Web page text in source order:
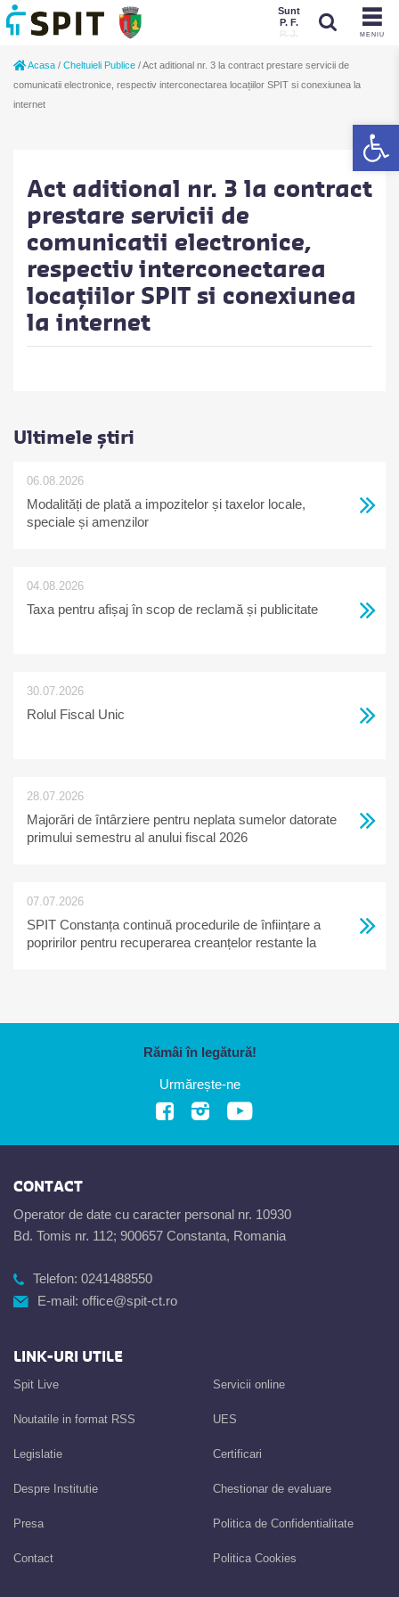
MENIU
Sunt
P. F.
P. J.
P. F.
Acasa / Cheltuieli Publice /Act aditional nr. 3 la contract prestare servicii de
comunicatii electronice, respectiv interconectarea locațiilor SPIT si conexiunea la
internet
Act aditional nr. 3 la contract
prestare servicii de
comunicatii electronice,
respectiv interconectarea
locațiilor SPIT si conexiunea
la internet
Ultimele știri
06.08.2026
Modalități de plată a impozitelor și taxelor locale,
speciale și amenzilor
04.08.2026
Taxa pentru afișaj în scop de reclamă și publicitate
30.07.2026
Rolul Fiscal Unic
28.07.2026
Majorări de întârziere pentru neplata sumelor datorate
primului semestru al anului fiscal 2026
07.07.2026
SPIT Constanța continuă procedurile de înființare a
popririlor pentru recuperarea creanțelor restante la
Rămâi în legătură!
Urmărește-ne
CONTACT
Operator de date cu caracter personal nr. 10930
Bd. Tomis nr. 112; 900657 Constanta, Romania
Telefon: 0241488550
E-mail: office@spit-ct.ro
LINK-URI UTILE
Spit Live
Noutatile in format RSS
Legislatie
Despre Institutie
Presa
Contact
Servicii online
UES
Certificari
Chestionar de evaluare
Politica de Confidentialitate
Politica Cookies